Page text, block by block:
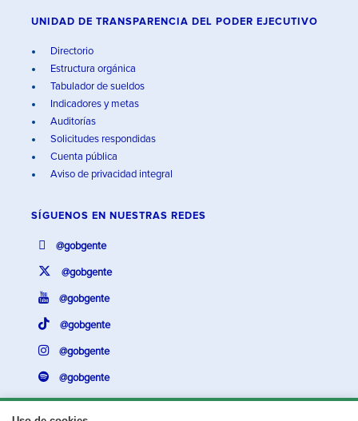
UNIDAD DE TRANSPARENCIA DEL PODER EJECUTIVO
Directorio
Estructura orgánica
Tabulador de sueldos
Indicadores y metas
Auditorías
Solicitudes respondidas
Cuenta pública
Aviso de privacidad integral
SÍGUENOS EN NUESTRAS REDES
@gobgente
@gobgente
@gobgente
@gobgente
@gobgente
@gobgente